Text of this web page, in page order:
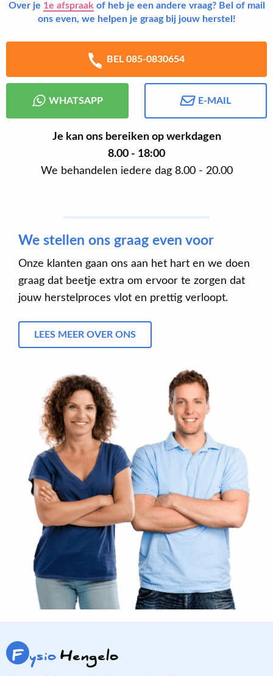
Over je 1e afspraak of heb je een andere vraag? Bel of mail
ons even, we helpen je graag bij jouw herstel!
BEL 085-0830654
WHATSAPP E-MAIL
Je kan ons bereiken op werkdagen
8.00 - 18:00
We behandelen iedere dag 8.00 - 20.00
We stellen ons graag even voor
Onze klanten gaan ons aan het hart en we doen
graag dat beetje extra om ervoor te zorgen dat
jouw herstelproces vlot en prettig verloopt.
LEES MEER OVER ONS
F ysioHengelo